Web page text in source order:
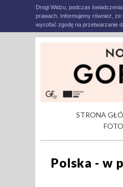
Drogi Widzu, podczas
prawach. Informujemy również,
wycofać zgodę na przetwarzanie
STRONA
Polska - w